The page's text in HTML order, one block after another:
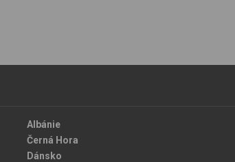
Albánie
Černá Hora
Dánsko